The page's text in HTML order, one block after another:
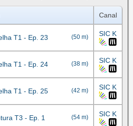
Canal
T1 - Ep. 23 (50 m) SIC K
T1 - Ep. 24 (38 m) SIC K
T1 - Ep. 25 (42 m) SIC K
T3 - Ep. 1 (54 m) SIC K